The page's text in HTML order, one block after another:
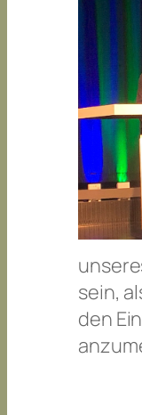
sein,
den